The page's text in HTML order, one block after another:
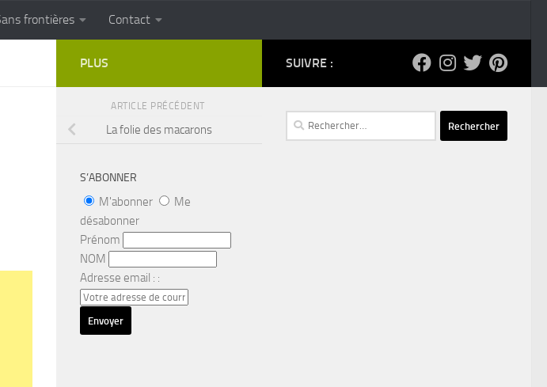
Cuisine populaire des terroirs
frontières Contact
SUIVRE :
Rechercher :
PLUS
ARTICLE PRÉCÉDENT
La folie des macarons
S’ABONNER
M'abonner
Me
désabonner
Prénom
NOM
Adresse email : :